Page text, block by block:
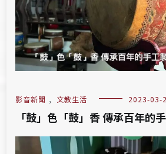
影音新聞 , 文教生活 2023-03-
「鼓」色「鼓」香 傳承百年的